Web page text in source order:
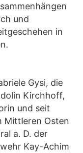
und
in
Gysi, die
Kirchhoff,
und seit
Mittleren Osten
a. D. der
Kay-Achim